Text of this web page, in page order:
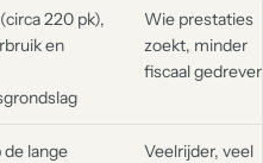
220 pk),
en
Wie prestaties
zoekt, minder
fiscaal
de lange
Veelrijder, veel